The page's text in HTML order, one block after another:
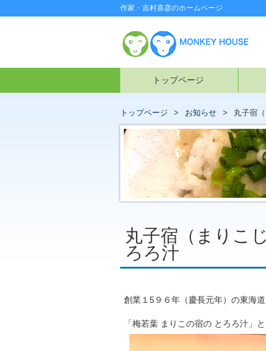
作家・吉村喜彦のホームページ
トップページ
トップページ お知らせ 丸子宿
丸子宿（まりこ
ろろ汁
創業１5９６年（慶長元年）の東海
「梅若葉 まりこの宿の とろろ汁」